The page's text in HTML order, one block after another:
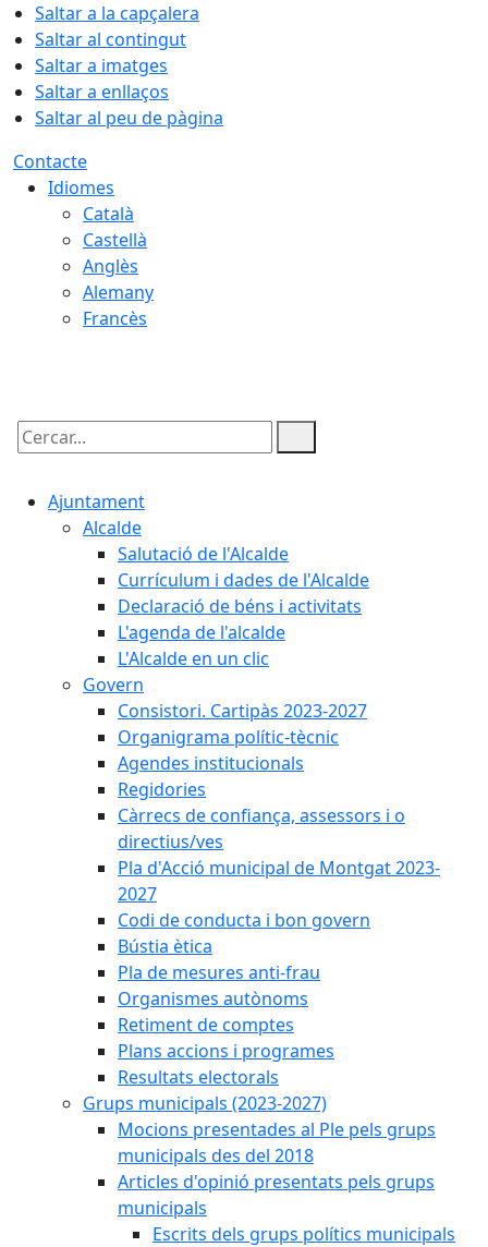
Saltar a la capçalera
Saltar al contingut
Saltar a imatges
Saltar a enllaços
Saltar al peu de pàgina
Contacte
Idiomes
Català
Castellà
Anglès
Alemany
Francès
Cercar:
Ajuntament
Alcalde
Salutació de l'Alcalde
Currículum i dades de l'Alcalde
Declaració de béns i activitats
L'agenda de l'alcalde
L'Alcalde en un clic
Govern
Consistori. Cartipàs 2023-2027
Organigrama polític-tècnic
Agendes institucionals
Regidories
Càrrecs de confiança, assessors i o
directius/ves
Pla d'Acció municipal de Montgat 2023-
2027
Codi de conducta i bon govern
Bústia ètica
Pla de mesures anti-frau
Organismes autònoms
Retiment de comptes
Plans accions i programes
Resultats electorals
Grups municipals (2023-2027)
Mocions presentades al Ple pels grups
municipals des del 2018
Articles d'opinió presentats pels grups
municipals
Escrits dels grups polítics municipals